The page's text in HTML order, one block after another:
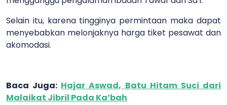
Selain itu, karena tingginya permintaan maka dapat
menyebabkan melonjaknya harga tiket pesawat dan
akomodasi.
Baca Juga: Hajar Aswad, Batu Hitam Suci dari
Malaikat Jibril Pada Ka’bah